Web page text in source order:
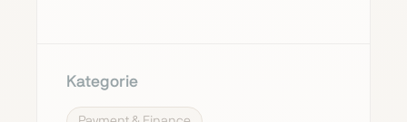
Kategorie